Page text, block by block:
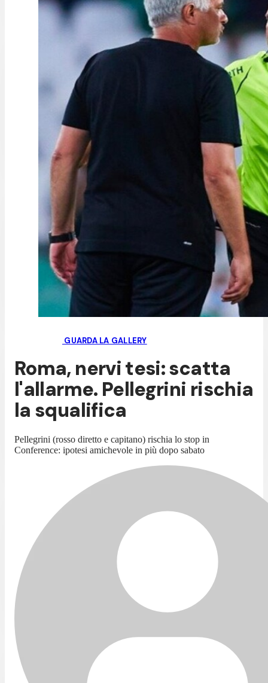
GUARDA LA GALLERY
Roma, nervi tesi: scatta
l'allarme. Pellegrini rischia
la squalifica
Pellegrini (rosso diretto e capitano) rischia lo stop in
Conference: ipotesi amichevole in più dopo sabato